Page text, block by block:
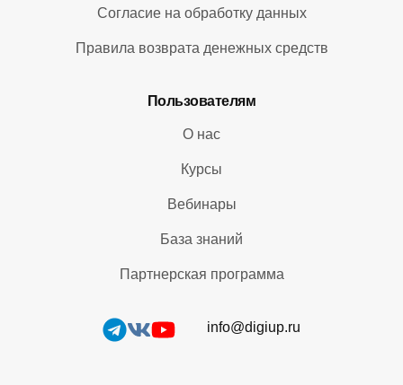
Согласие на обработку данных
Правила возврата денежных средств
Пользователям
О нас
Курсы
Вебинары
База знаний
Партнерская программа
info@digiup.ru